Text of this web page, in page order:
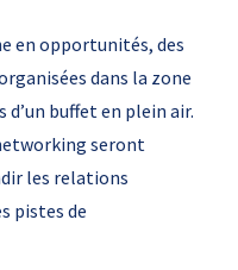
en opportunités, des
dans la zone
buffet en plein air.
seront
les relations
pistes de